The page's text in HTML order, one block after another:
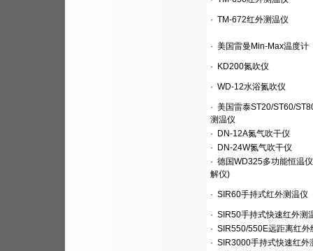
· TM-672红外测温仪
· 美国雷曼Min-Max温度计
· KD200氮吹仪
· WD-12水浴氮吹仪
· 美国雷泰ST20/ST60/
测温仪
· DN-12A氮气吹干仪
· DN-24W氮气吹干仪
· 德国WD325多功能恒温
解仪)
· SIR60手持式红外测温仪
· SIR50手持式快速红外测
· SIR550/550E远距离红外
· SIR3000手持式快速红外